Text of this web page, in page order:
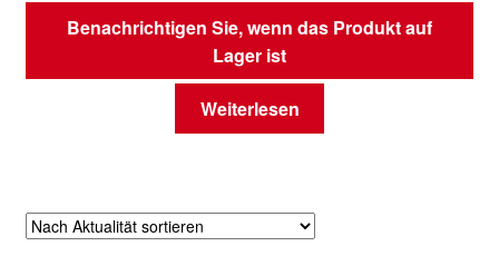
Benachrichtigen Sie, wenn das Produkt auf
Lager ist
Weiterlesen